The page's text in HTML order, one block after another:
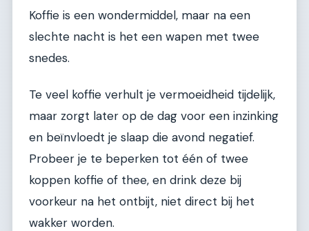
Koffie is een wondermiddel, maar na een
slechte nacht is het een wapen met twee
snedes.
Te veel koffie verhult je vermoeidheid tijdelijk,
maar zorgt later op de dag voor een inzinking
en beïnvloedt je slaap die avond negatief.
Probeer je te beperken tot één of twee
koppen koffie of thee, en drink deze bij
voorkeur na het ontbijt, niet direct bij het
wakker worden.